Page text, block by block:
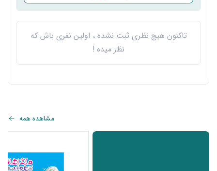
تاکنون هیچ نظری ثبت نشده ، اولین نفری باش که
نظر میده !
مشاهده همه